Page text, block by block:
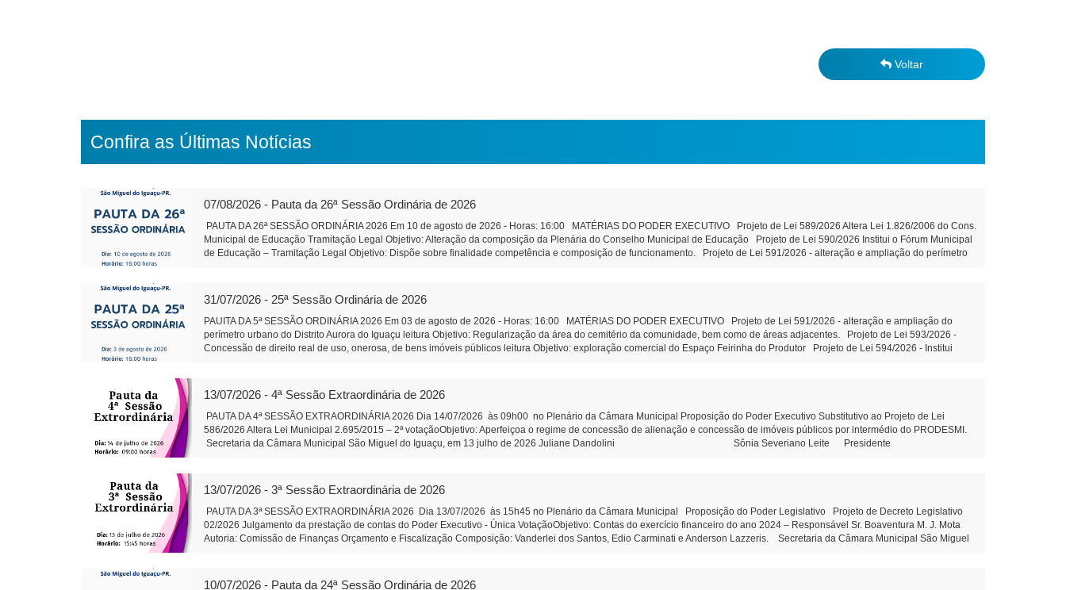
Voltar
Confira as Últimas Notícias
07/08/2026 - Pauta da 26ª Sessão Ordinária de 2026
PAUTA DA 26ª SESSÃO ORDINÁRIA 2026 Em 10 de agosto de 2026 - Horas: 16:00 MATÉRIAS DO PODER EXECUTIVO Projeto de Lei 589/2026 Altera Lei 1.826/2006 do Cons.
Municipal de Educação Tramitação Legal Objetivo: Alteração da composição da Plenária do Conselho Municipal de Educação Projeto de Lei 590/2026 Institui o Fórum Municipal
de Educação – Tramitação Legal Objetivo: Dispõe sobre finalidade competência e composição de funcionamento. Projeto de Lei 591/2026 - alteração e ampliação do perímetro
Conselho de Política de Administração e Remuneração de Pessoal Objetivo: Efetividade à ao do art. 39 da Constituição Federal e outras providências - Tramitação Legal Projeto
de Lei 595/2026 - Qualificação, no âmbito do Município, de pessoas jurídicas de direito privado, sem fins lucrativos Tramitação Legal Objetivo: Terceirização da gestão hospitalar
por meio de Organização Social qualificada. PROPOSIÇÕES DA CÂMARA MUNICIPAL Projeto de Lei 592/2026 - Altera piso salarial de servidores do quadro de pessoal efetivo
da Câmara Objetivo: Corrigir uma defasagem remuneratória do cargo Aux.de Serviços gerais - aguarda 2ª votação Indicação 81/2026: Construção de uma Creche no Distrito de
Santa Rosa do Ocoi Autor: Vereador Anderson Lazzeris Indicação 83/2026: Agilidade na prestação de serviços, da Empresa terceirizada, para manutenção da rede de iluminação
31/07/2026 - 25ª Sessão Ordinária de 2026
PAUITA DA 5ª SESSÃO ORDINÁRIA 2026 Em 03 de agosto de 2026 - Horas: 16:00 MATÉRIAS DO PODER EXECUTIVO Projeto de Lei 591/2026 - alteração e ampliação do
perímetro urbano do Distrito Aurora do Iguaçu leitura Objetivo: Regularização da área do cemitério da comunidade, bem como de áreas adjacentes. Projeto de Lei 593/2026 -
Concessão de direito real de uso, onerosa, de bens imóveis públicos leitura Objetivo: exploração comercial do Espaço Feirinha do Produtor Projeto de Lei 594/2026 - Institui
gestão hospitalar por meio de Organização Social qualificada. Projeto de Lei 589/2026 - Altera Lei 1.826/2006 do Cons. Municipal de Educação Tramitação Legal Objetivo:
Alteração da composição da Plenária do Conselho Municipal de Educação Projeto de Lei 590/2026 - Institui o Fórum Municipal de Educação – Tramitação Legal Objetivo: Dispõe
sobre finalidade competência e composição de funcionamento. PROPOSIÇÕES DA CÂMARA MUNICIPAL Projeto de Resolução 03/2026 - Prorroga o prazo para conclusão dos
trabalhos da Comissão instituída para análise e revisão da Lei Orgânica do Município de São Miguel do Iguaçu, e dá outras providências. Projeto de Lei 592/2026 - Altera piso
salarial de servidores do quadro de pessoal efetivo da Câmara Municipal Objetivo: Corrigir uma defasagem remuneratória do cargo Aux.de Serviços gerais - leitura Indicação
Rosa do Ocoi Autor: Vereador Anderson Lazzeris Indicação 82/2026 - Faixa de estacionamento na rua coberta Addy Maria Dall’Oglio Cavalca Autor: Vereador Evandro Ghellere
Secretaria da Câmara Municipal - São Miguel do Iguaçu-PR, em 31 de julho de 2026 Juliane Dandolini Sônia Severiano
Presidente Auxiliar de Administração
13/07/2026 - 4ª Sessão Extraordinária de 2026
PAUTA DA 4ª SESSÃO EXTRAORDINÁRIA 2026 Dia 14/07/2026 às 09h00 no Plenário da Câmara Municipal Proposição do Poder Executivo Substitutivo ao Projeto de Lei
586/2026 Altera Lei Municipal 2.695/2015 – 2ª votaçãoObjetivo: Aperfeiçoa o regime de concessão de alienação e concessão de imóveis públicos por intermédio do PRODESMI.
Secretaria da Câmara Municipal São Miguel do Iguaçu, em 13 julho de 2026 Juliane Dandolini Sônia Severiano Leite Presidente
13/07/2026 - 3ª Sessão Extraordinária de 2026
PAUTA DA 3ª SESSÃO EXTRAORDINÁRIA 2026 Dia 13/07/2026 às 15h45 no Plenário da Câmara Municipal Proposição do Poder Legislativo Projeto de Decreto Legislativo
02/2026 Julgamento da prestação de contas do Poder Executivo - Única VotaçãoObjetivo: Contas do exercício financeiro do ano 2024 – Responsável Sr. Boaventura M. J. Mota
Autoria: Comissão de Finanças Orçamento e Fiscalização Composição: Vanderlei dos Santos, Edio Carminati e Anderson Lazzeris. Secretaria da Câmara Municipal São Miguel
10/07/2026 - Pauta da 24ª Sessão Ordinária de 2026